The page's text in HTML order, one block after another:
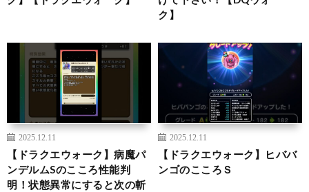
ク】
2025.12.11
【ドラクエウォーク】病魔パ
ンデルムSのこころ性能判
明！状態異常にすると次の斬
2025.12.11
【ドラクエウォーク】ヒババ
ンゴのこころＳ